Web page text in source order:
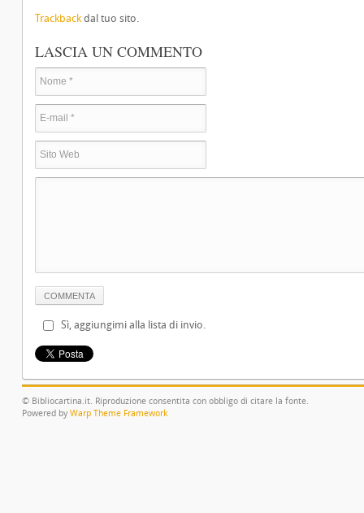
Trackbackdal tuo sito.
LASCIA UN COMMENTO
Sì, aggiungimi alla lista di invio.
© Bibliocartina.it. Riproduzione consentita con obbligo di citare la fonte.
Powered by Warp Theme Framework